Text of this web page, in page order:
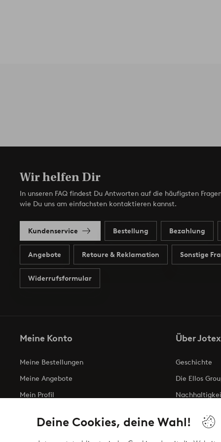
Deine Cookies, deine Wahl!
Wir helfen Dir
In unseren FAQ findest Du Antworten auf die häufigsten
wie Du uns am einfachsten kontaktieren kannst.
Kundenservice Bestellung Bezahlung
Angebote Retoure & Reklamation Sonstige
Widerrufsformular
Meine Konto
Meine Bestellungen
Meine Angebote
Mein Profil
Über Jotex
Geschichte
Die Ellos
Erklärung zur